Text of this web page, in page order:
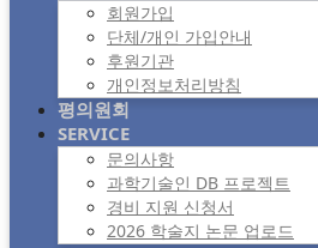
회원가입
단체/개인 가입안내
후원기관
개인정보처리방침
평의원회
SERVICE
문의사항
과학기술인 DB 프로젝트
경비 지원 신청서
2026 학술지 논문 업로드